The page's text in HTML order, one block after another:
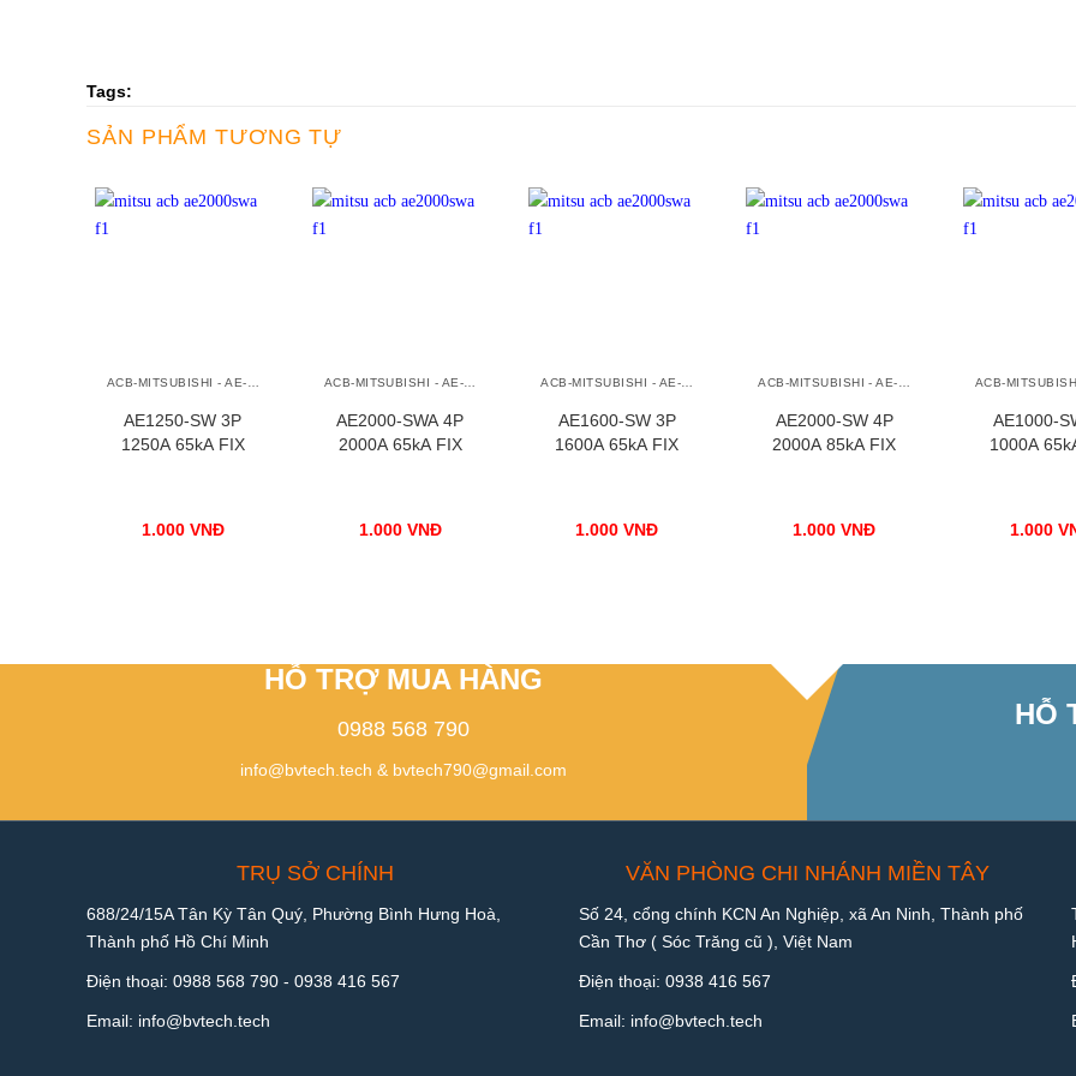
Tags:
SẢN PHẨM TƯƠNG TỰ
AE1250-SW 3P
1250A 65kA FIX
1.000VNĐ
AE2000-SWA 4P
2000A 65kA FIX
1.000VNĐ
AE1600-SW 3P
1600A 65kA FIX
1.000 VNĐ
AE2000-SW 4P
2000A 85kA FIX
1.000 VNĐ
AE1000-
1000A
1.000
HỖ TRỢ MUA HÀNG
0988 568 790
info@bvtech.tech & bvtech790@gmail.com
HỖ
TRỤ SỞ CHÍNH
688/24/15A Tân Kỳ Tân Quý, Phường Bình Hưng Hoà,
Thành phố Hồ Chí Minh
Điện thoại: 0988 568 790 - 0938 416 567
Email: info@bvtech.tech
VĂN PHÒNG CHI NHÁNH MIỀN TÂY
Số 24, cổng chính KCN An Nghiệp, xã An Ninh, Thành phố
Cần Thơ ( Sóc Trăng cũ ), Việt Nam
Điện thoại: 0938 416 567
Email: info@bvtech.tech